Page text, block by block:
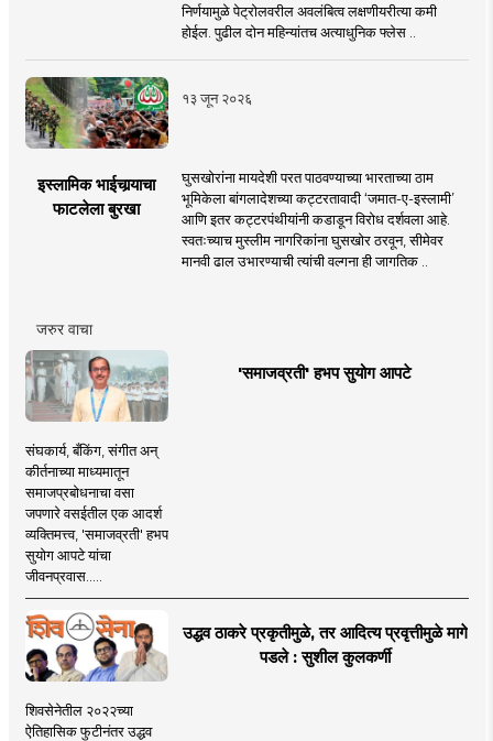
निर्णयामुळे पेट्रोलवरील अवलंबित्व लक्षणीयरीत्या कमी
होईल. पुढील दोन महिन्यांतच अत्याधुनिक फ्लेस ..
१३ जून २०२६
इस्लामिक भाईचार्‍याचा
फाटलेला बुरखा
घुसखोरांना मायदेशी परत पाठवण्याच्या भारताच्या ठाम
भूमिकेला बांगलादेशच्या कट्टरतावादी ‘जमात-ए-इस्लामी’
आणि इतर कट्टरपंथीयांनी कडाडून विरोध दर्शवला आहे.
स्वतःच्याच मुस्लीम नागरिकांना घुसखोर ठरवून, सीमेवर
मानवी ढाल उभारण्याची त्यांची वल्गना ही जागतिक ..
जरुर वाचा
'समाजव्रती' हभप सुयोग आपटे
संघकार्य, बँकिंग, संगीत अन्
कीर्तनाच्या माध्यमातून
समाजप्रबोधनाचा वसा
जपणारे वसईतील एक आदर्श
व्यक्तिमत्त्व, 'समाजव्रती' हभप
सुयोग आपटे यांचा
जीवनप्रवास.....
उद्धव ठाकरे प्रकृतीमुळे, तर आदित्य प्रवृत्तीमुळे मागे
पडले : सुशील कुलकर्णी
शिवसेनेतील २०२२च्या
ऐतिहासिक फुटीनंतर उद्धव